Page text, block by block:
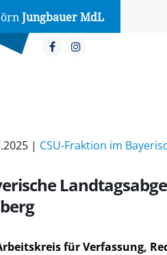
Jungbauer MdL
| CSU-Fraktion im
für Verfassung,